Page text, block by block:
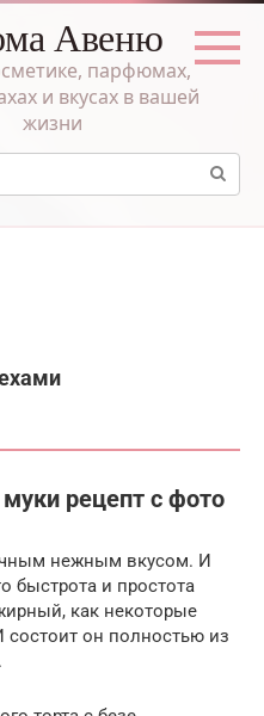
Авеню
парфюмах,
и вкусах в вашей
жизни
рецепт с фото
нежным вкусом. И
быстрота и простота
как некоторые
он полностью из